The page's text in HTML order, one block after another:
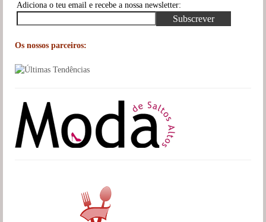
Adiciona o teu email e recebe a nossa newsletter:
Os nossos parceiros: